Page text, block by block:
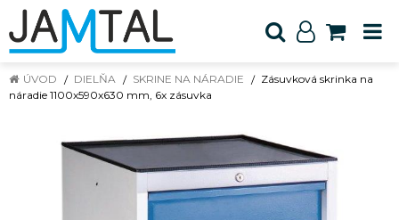
ÚVOD DIELŇA SKRINE NA NÁRADIE
Zásuvková skrinka na
náradie 1100x590x630 mm, 6x zásuvka